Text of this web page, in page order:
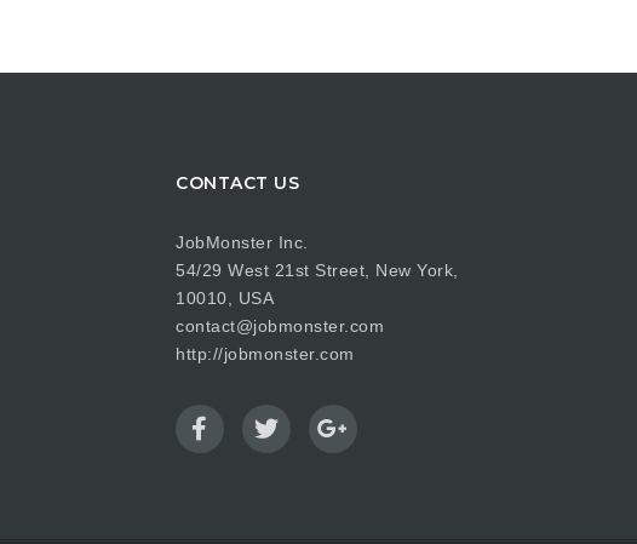
CONTACT US
JobMonster Inc.
54/29 West 21st Street, New York,
10010, USA
contact@jobmonster.com
http://jobmonster.com